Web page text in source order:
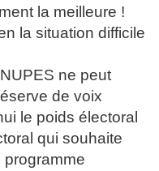
la meilleure !
la situation difficile
ne peut
de voix
le poids électoral
qui souhaite
programme